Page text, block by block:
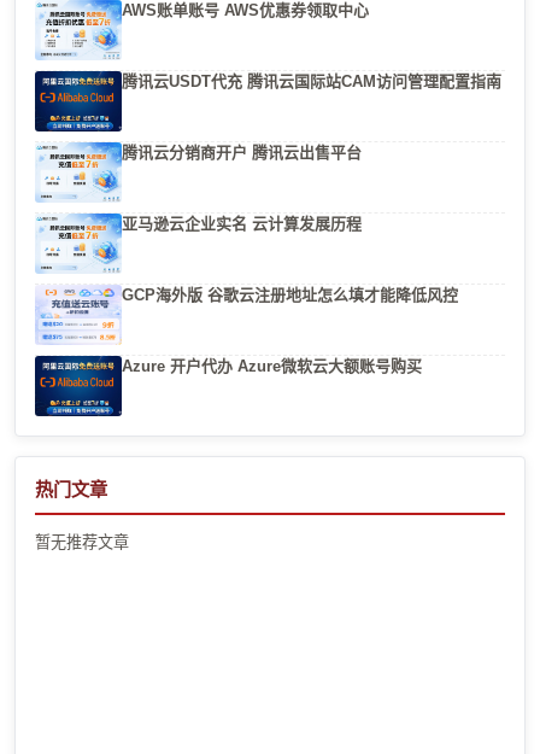
AWS账单账号 AWS优惠券领取中心
腾讯云USDT代充 腾讯云国际站CAM访问管理配置指南
腾讯云分销商开户 腾讯云出售平台
亚马逊云企业实名 云计算发展历程
GCP海外版 谷歌云注册地址怎么填才能降低风控
Azure 开户代办 Azure微软云大额账号购买
热门文章
暂无推荐文章